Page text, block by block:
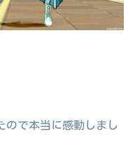
ので本当に感動しまし